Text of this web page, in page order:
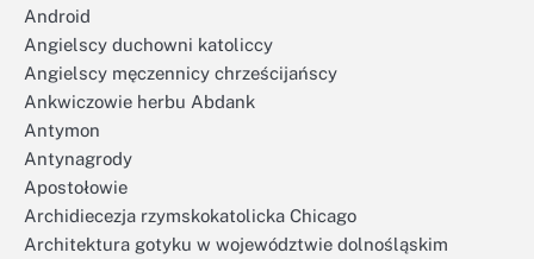
Android
Angielscy duchowni katoliccy
Angielscy męczennicy chrześcijańscy
Ankwiczowie herbu Abdank
Antymon
Antynagrody
Apostołowie
Archidiecezja rzymskokatolicka Chicago
Architektura gotyku w województwie dolnośląskim